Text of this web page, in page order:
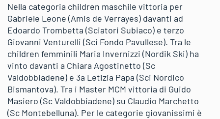
Nella categoria children maschile vittoria per
Gabriele Leone (Amis de Verrayes) davanti ad
Edoardo Trombetta (Sciatori Subiaco) e terzo
Giovanni Venturelli (Sci Fondo Pavullese). Tra le
children femminili Maria Invernizzi (Nordik Ski) ha
vinto davanti a Chiara Agostinetto (Sc
Valdobbiadene) e 3a Letizia Papa (Sci Nordico
Bismantova). Tra i Master MCM vittoria di Guido
Masiero (Sc Valdobbiadene) su Claudio Marchetto
(Sc Montebelluna). Per le categorie giovanissimi è